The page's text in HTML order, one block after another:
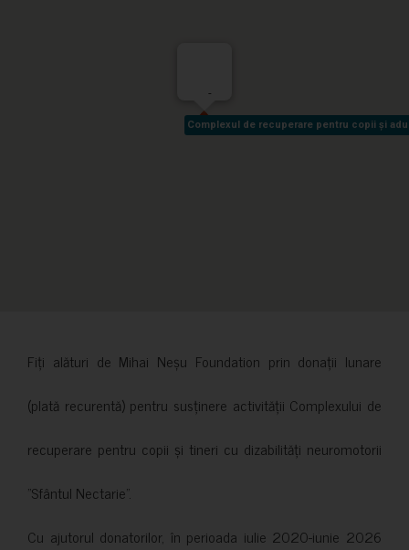
Complexul de recuperare pentru copii și
Complexul de recuperare pentru copii și
-
Fiți alături de Mihai Neșu Foundation prin donații lunare
(plată recurentă) pentru susținere activității Complexului de
recuperare pentru copii și tineri cu dizabilități neuromotorii
”Sfântul Nectarie”.
Cu ajutorul donatorilor, în perioada iulie 2020-iunie 2026